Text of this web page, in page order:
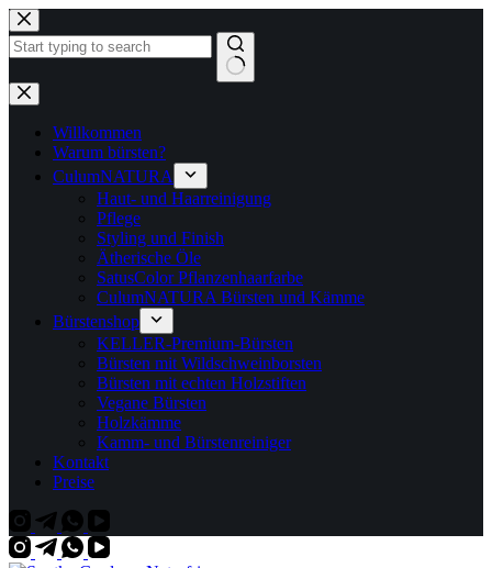
Zum
Inhalt
springen
Keine
Ergebnisse
Willkommen
Warum bürsten?
CulumNATURA
Haut- und Haarreinigung
Pflege
Styling und Finish
Ätherische Öle
SatusColor Pflanzenhaarfarbe
CulumNATURA Bürsten und Kämme
Bürstenshop
KELLER-Premium-Bürsten
Bürsten mit Wildschweinborsten
Bürsten mit echten Holzstiften
Vegane Bürsten
Holzkämme
Kamm- und Bürstenreiniger
Kontakt
Preise